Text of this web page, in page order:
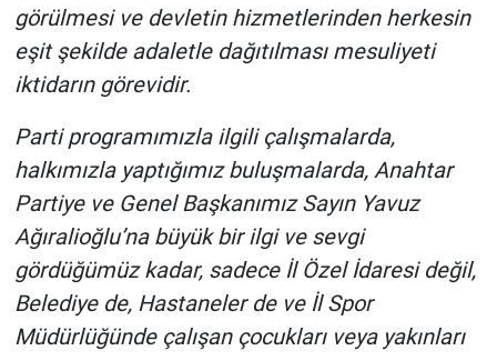
görülmesi ve devletin hizmetlerinden herkesin
eşit şekilde adaletle dağıtılması mesuliyeti
iktidarın görevidir.
Parti programımızla ilgili çalışmalarda,
halkımızla yaptığımız buluşmalarda, Anahtar
Partiye ve Genel Başkanımız Sayın Yavuz
Ağıralioğlu’na büyük bir ilgi ve sevgi
gördüğümüz kadar, sadece İl Özel İdaresi değil,
Belediye de, Hastaneler de ve İl Spor
Müdürlüğünde çalışan çocukları veya yakınları